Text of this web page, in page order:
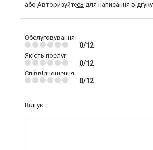
або Авторизуйтесь для написання відгуку
Обслуговування
0/12
Якість послуг
0/12
Співвідношення
0/12
Відгук: